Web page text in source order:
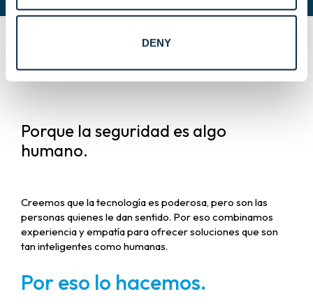
DENY
Porque la seguridad es algo
humano.
Creemos que la tecnología es poderosa, pero son las
personas quienes le dan sentido. Por eso combinamos
experiencia y empatía para ofrecer soluciones que son
tan inteligentes como humanas.
Por eso lo hacemos.